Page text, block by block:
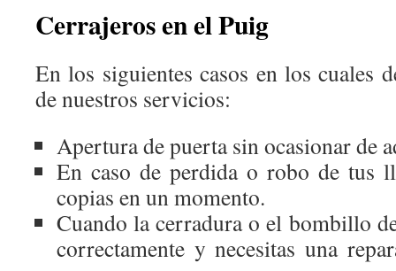
Cerrajeros en el Puig
En los siguientes casos en los cuales
de nuestros servicios:
Apertura de puerta sin ocasionar de
En caso de perdida o robo de tus
copias en un momento.
Cuando la cerradura o el bombillo
correctamente y necesitas una